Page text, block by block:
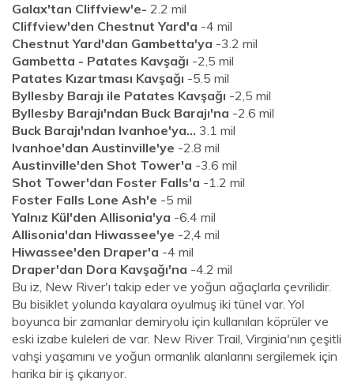
Galax'tan Cliffview'e- 2.2 mil
Cliffview'den Chestnut Yard'a -4 mil
Chestnut Yard'dan Gambetta'ya -3.2 mil
Gambetta - Patates Kavşağı -2,5 mil
Patates Kızartması Kavşağı -5.5 mil
Byllesby Barajı ile Patates Kavşağı -2,5 mil
Byllesby Barajı'ndan Buck Barajı'na -2.6 mil
Buck Barajı'ndan Ivanhoe'ya... 3.1 mil
Ivanhoe'dan Austinville'ye -2.8 mil
Austinville'den Shot Tower'a -3.6 mil
Shot Tower'dan Foster Falls'a -1.2 mil
Foster Falls Lone Ash'e -5 mil
Yalnız Kül'den Allisonia'ya -6.4 mil
Allisonia'dan Hiwassee'ye -2,4 mil
Hiwassee'den Draper'a -4 mil
Draper'dan Dora Kavşağı'na -4.2 mil
Bu iz, New River'ı takip eder ve yoğun ağaçlarla çevrilidir.
Bu bisiklet yolunda kayalara oyulmuş iki tünel var. Yol
boyunca bir zamanlar demiryolu için kullanılan köprüler ve
eski izabe kuleleri de var. New River Trail, Virginia'nın çeşitli
vahşi yaşamını ve yoğun ormanlık alanlarını sergilemek için
harika bir iş çıkarıyor.